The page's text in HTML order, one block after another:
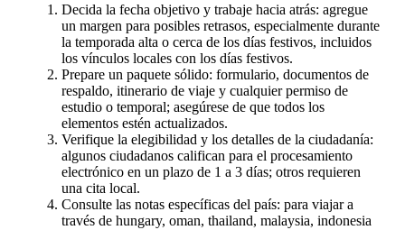
Decida la fecha objetivo y trabaje hacia atrás: agregue
un margen para posibles retrasos, especialmente durante
la temporada alta o cerca de los días festivos, incluidos
los vínculos locales con los días festivos.
Prepare un paquete sólido: formulario, documentos de
respaldo, itinerario de viaje y cualquier permiso de
estudio o temporal; asegúrese de que todos los
elementos estén actualizados.
Verifique la elegibilidad y los detalles de la ciudadanía:
algunos ciudadanos califican para el procesamiento
electrónico en un plazo de 1 a 3 días; otros requieren
una cita local.
Consulte las notas específicas del país: para viajar a
través de hungary, oman, thailand, malaysia, indonesia